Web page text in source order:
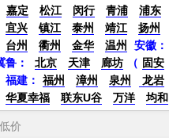
嘉定 松江 闵行 青浦 浦东
宜兴 镇江 泰州 靖江 扬州
台州 衢州 金华 温州 安徽 ：
鲁： 北京 天津 廊坊 （ 固安
福建： 福州 漳州 泉州 龙岩
华夏幸福 联东U谷 万洋 均和
价